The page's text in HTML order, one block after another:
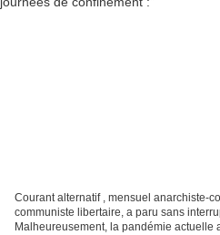
Courant alternatif , mensuel anarchiste-
communiste libertaire, a paru sans
Malheureusement, la pandémie actuelle